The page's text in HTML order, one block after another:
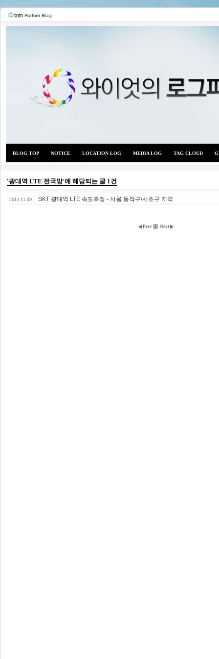
BLOG TOP NOTICE LOCATION LOG MEDIA LOG TAG CLOUD
'광대역 LTE 전국망'에 해당되는 글 1건
2013.11.09 SKT 광대역 LTE 속도측정 - 서울 동작구/서초구 지역
◀ Prev 1 Next ▶